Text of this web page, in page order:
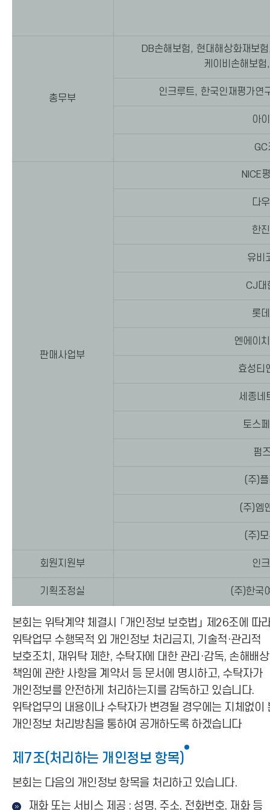
총무부
DB손해보험, 현대해상화재보
케이비손해보
인크루트, 한국인재평가연
아
GC
판매사업부
NICE
다
한
유비
CJ대
롯
엔에이
효성티
세종네
토스
펌
(주)
(주)엠
(주)
회원지원부 인
기획조정실 (주)한국
본회는 위탁계약 체결시 「개인정보 보호법」 제26조에 따
위탁업무 수행목적 외 개인정보 처리금지, 기술적·관리적
보호조치, 재위탁 제한, 수탁자에 대한 관리·감독, 손해배
책임에 관한 사항을 계약서 등 문서에 명시하고, 수탁자가
개인정보를 안전하게 처리하는지를 감독하고 있습니다.
위탁업무의 내용이나 수탁자가 변경될 경우에는 지체없이
개인정보 처리방침을 통하여 공개하도록 하겠습니다
제7조(처리하는 개인정보 항목)
본회는 다음의 개인정보 항목을 처리하고 있습니다.
재화 또는 서비스 제공 : 성명, 주소, 전화번호, 재화 등